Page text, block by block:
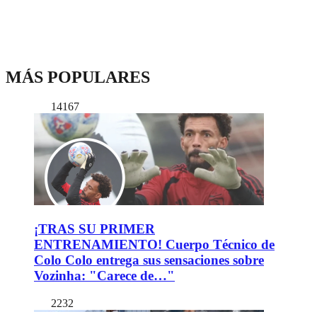
MÁS POPULARES
14167
¡TRAS SU PRIMER
ENTRENAMIENTO! Cuerpo Técnico de
Colo Colo entrega sus sensaciones sobre
Vozinha: "Carece de…"
2232